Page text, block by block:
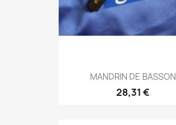
MANDRIN DE BASSON
28,31 €